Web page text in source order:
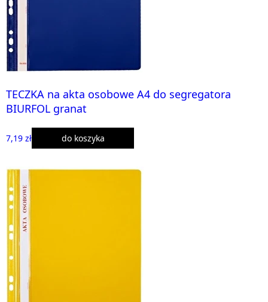
TECZKA na akta osobowe A4 do segregatora
BIURFOL granat
7,19 zł do koszyka